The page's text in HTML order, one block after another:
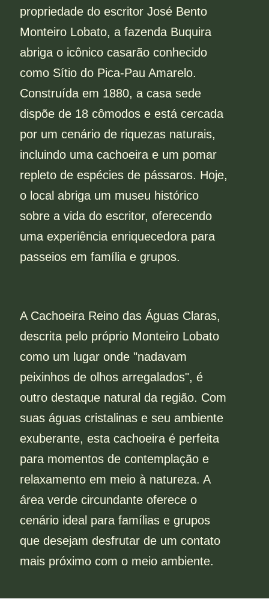
propriedade do escritor José Bento
Monteiro Lobato, a fazenda Buquira
abriga o icônico casarão conhecido
como Sítio do Pica-Pau Amarelo.
Construída em 1880, a casa sede
dispõe de 18 cômodos e está cercada
por um cenário de riquezas naturais,
incluindo uma cachoeira e um pomar
repleto de espécies de pássaros. Hoje,
o local abriga um museu histórico
sobre a vida do escritor, oferecendo
uma experiência enriquecedora para
passeios em família e grupos.
A Cachoeira Reino das Águas Claras,
descrita pelo próprio Monteiro Lobato
como um lugar onde "nadavam
peixinhos de olhos arregalados", é
outro destaque natural da região. Com
suas águas cristalinas e seu ambiente
exuberante, esta cachoeira é perfeita
para momentos de contemplação e
relaxamento em meio à natureza. A
área verde circundante oferece o
cenário ideal para famílias e grupos
que desejam desfrutar de um contato
mais próximo com o meio ambiente.